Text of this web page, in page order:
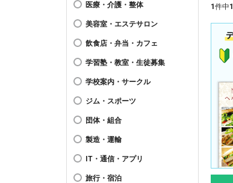
医療・介護・整体
美容室・エステサロン
飲食店・弁当・カフェ
学習塾・教室・生徒募集
学校案内・サークル
ジム・スポーツ
団体・組合
製造・運輸
IT・通信・アプリ
旅行・宿泊
1 件中1